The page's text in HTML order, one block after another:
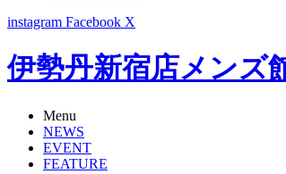
instagram Facebook X
伊勢丹新宿店メンズ
Menu
NEWS
EVENT
FEATURE